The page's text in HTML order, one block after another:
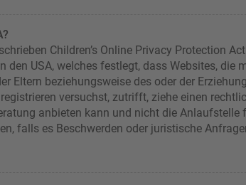
Children’s Online Privacy Protection
den USA, welches festlegt, dass Websites,
Eltern beziehungsweise des oder der
versuchst, zutrifft, ziehe einen
anbieten kann und nicht die Anlaufstelle
falls es Beschwerden oder juristische